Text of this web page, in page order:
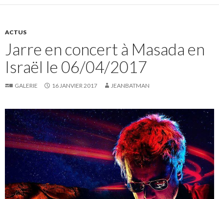
ACTUS
Jarre en concert à Masada en
Israël le 06/04/2017
GALERIE 16 JANVIER 2017 JEANBATMAN